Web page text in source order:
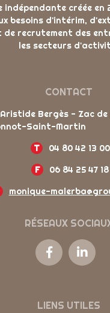
indépendante créée en
besoins d'intérim,
de recrutement des
les secteurs
CONTACT
Aristide Bergès - Zac
Saint-Martin
T
04 80 42 13 00
F
06 84 25 47 18
monique-
RÉSEAUX
LIENS UTILES